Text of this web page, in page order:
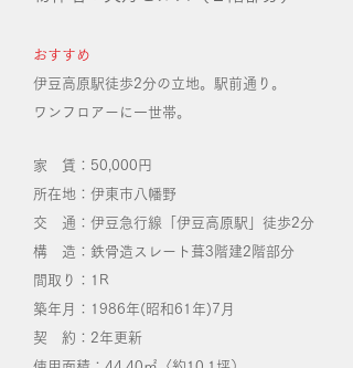
おすすめ
伊豆高原駅徒歩2分の立地。駅前通り。
ワンフロアーに一世帯。
家 賃：50,000円
所在地：伊東市八幡野
交 通：伊豆急行線「伊豆高原駅」徒歩2分
構 造：鉄骨造スレート葺3階建2階部分
間取り：1R
築年月：1986年(昭和61年)7月
契 約：2年更新